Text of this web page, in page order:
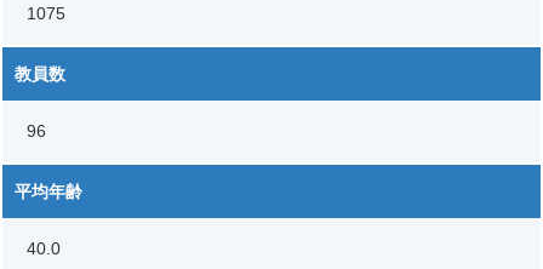
1075
教員数
96
平均年齢
40.0